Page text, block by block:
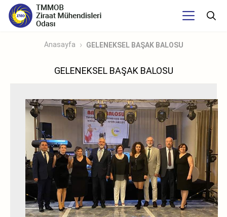
Anasayfa GELENEKSEL BAŞAK BALOSU
GELENEKSEL BAŞAK BALOSU